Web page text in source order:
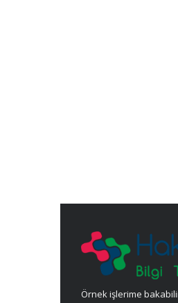
Örnek işlerime